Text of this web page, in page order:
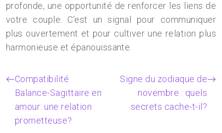
profonde, une opportunité de renforcer les liens de
votre couple. C’est un signal pour communiquer
plus ouvertement et pour cultiver une relation plus
harmonieuse et épanouissante.
Compatibilité
Balance-Sagittaire en
amour: une relation
prometteuse?
Signe du zodiaque de
novembre : quels
secrets cache-t-il?